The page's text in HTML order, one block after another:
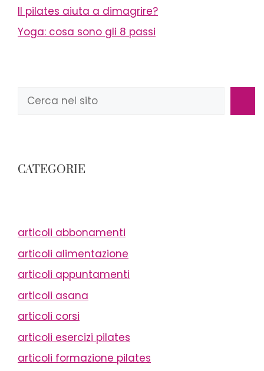
Il pilates aiuta a dimagrire?
Yoga: cosa sono gli 8 passi
Cerca
CATEGORIE
articoli abbonamenti
articoli alimentazione
articoli appuntamenti
articoli asana
articoli corsi
articoli esercizi pilates
articoli formazione pilates